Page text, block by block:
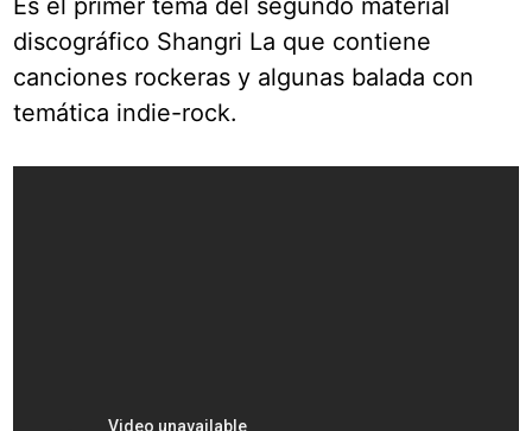
Es el primer tema del segundo material
discográfico Shangri La que contiene
canciones rockeras y algunas balada con
temática indie-rock.